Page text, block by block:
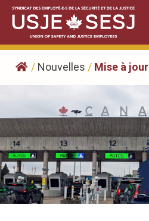
Skip
content
/ Nouvelles / Mise à jour